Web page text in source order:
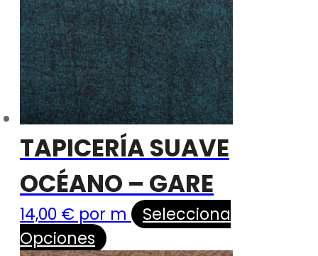
TAPICERÍA SUAVE
OCÉANO – GARE
14,00 € por m
Selecciona
Opciones